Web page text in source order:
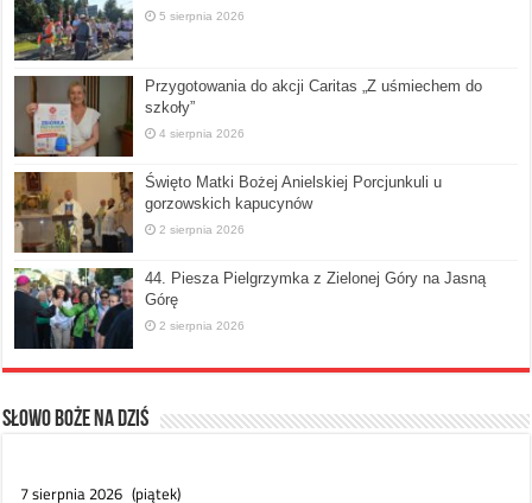
5 sierpnia 2026
Przygotowania do akcji Caritas „Z uśmiechem do
szkoły”
4 sierpnia 2026
Święto Matki Bożej Anielskiej Porcjunkuli u
gorzowskich kapucynów
2 sierpnia 2026
44. Piesza Pielgrzymka z Zielonej Góry na Jasną
Górę
2 sierpnia 2026
Słowo Boże na dziś